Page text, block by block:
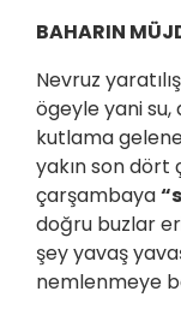
BAHARIN
Nevruz
ögeyle yani
kutlama
yakın son dört
çarşambaya
doğru buzlar
şey yavaş
nemlenmeye